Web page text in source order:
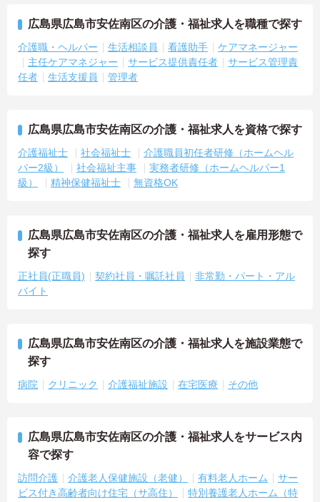
広島県広島市安佐南区の介護・福祉求人を職種で探す
介護職・ヘルパー 生活相談員 看護助手
ケアマネージャー
主任ケアマネジャー
サービス提供責任者
サービス管理責
任者
生活支援員 管理者
広島県広島市安佐南区の介護・福祉求人を資格で探す
介護福祉士 社会福祉士
介護職員初任者研修（ホームヘル
パー2級）
社会福祉主事
実務者研修（ホームヘルパー1
級）
精神保健福祉士 無資格OK
広島県広島市安佐南区の介護・福祉求人を雇用形態で
探す
正社員(正職員) 契約社員・嘱託社員
非常勤・パート・アル
バイト
広島県広島市安佐南区の介護・福祉求人を施設業態で
探す
病院 クリニック 介護福祉施設 在宅医療 その他
広島県広島市安佐南区の介護・福祉求人をサービス内
容で探す
訪問介護 介護老人保健施設（老健） 有料老人ホーム
サー
ビス付き高齢者向け住宅（サ高住）
特別養護老人ホーム（特